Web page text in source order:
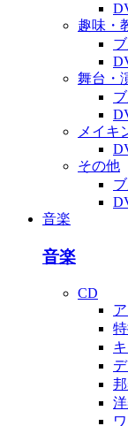
趣味・
舞台・
メイキ
その他
音楽
音楽
CD